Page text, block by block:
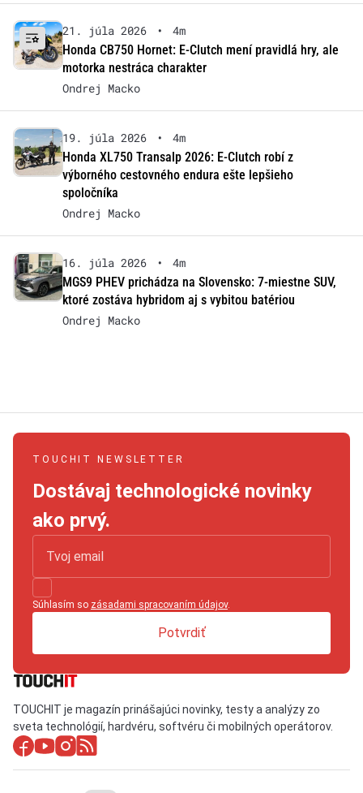
21. júla 2026 •
4m
Honda CB750 Hornet: E-Clutch mení pravidlá hry, ale
motorka nestráca charakter
Ondrej Macko
19. júla 2026 •
4m
Honda XL750 Transalp 2026: E-Clutch robí z
výborného cestovného endura ešte lepšieho
spoločníka
Ondrej Macko
16. júla 2026 •
4m
MGS9 PHEV prichádza na Slovensko: 7-miestne SUV,
ktoré zostáva hybridom aj s vybitou batériou
Ondrej Macko
TOUCHIT NEWSLETTER
Dostávaj technologické novinky
ako prvý.
Súhlasím so zásadami spracovaním údajov.
Potvrdiť
TOUCHIT je magazín prinášajúci novinky, testy a analýzy zo
sveta technológií, hardvéru, softvéru či mobilných operátorov.